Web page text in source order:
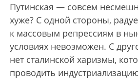
Путинская — совсем
хуже? С одной стороны,
к массовым репрессиям в
условиях невозможен. С
нет сталинской харизмы,
проводить